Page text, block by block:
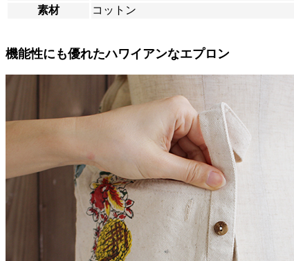
素材
コットン
機能性にも優れたハワイアンなエプロン